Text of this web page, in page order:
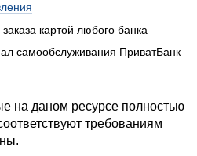
картой любого банка
самообслуживания ПриватБанк
на даном ресурсе полностью
требованиям